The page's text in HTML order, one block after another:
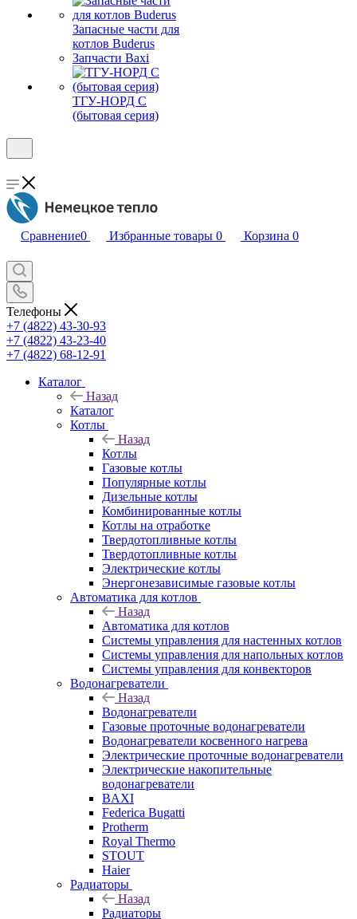
Запасные части для
котлов Buderus
Запчасти Baxi
ТГУ-НОРД С
(бытовая серия)
Сравнение0 Избранные товары 0 Корзина 0
Телефоны
+7 (4822) 43-30-93
+7 (4822) 43-23-40
+7 (4822) 68-12-91
Каталог
Назад
Каталог
Котлы
Назад
Котлы
Газовые котлы
Популярные котлы
Дизельные котлы
Комбинированные котлы
Котлы на отработке
Твердотопливные котлы
Твердотопливные котлы
Электрические котлы
Энергонезависимые газовые котлы
Автоматика для котлов
Назад
Автоматика для котлов
Системы управления для настенных котлов
Системы управления для напольных котлов
Системы управления для конвекторов
Водонагреватели
Назад
Водонагреватели
Газовые проточные водонагреватели
Водонагреватели косвенного нагрева
Электрические проточные водонагреватели
Электрические накопительные
водонагреватели
BAXI
Federica Bugatti
Protherm
Royal Thermo
STOUT
Haier
Радиаторы
Назад
Радиаторы